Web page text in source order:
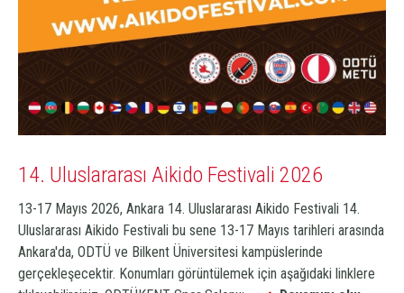
14. Uluslararası Aikido Festivali 2026
13-17 Mayıs 2026, Ankara 14. Uluslararası Aikido Festivali 14.
Uluslararası Aikido Festivali bu sene 13-17 Mayıs tarihleri arasında
Ankara'da, ODTÜ ve Bilkent Üniversitesi kampüslerinde
gerçekleşecektir. Konumları görüntülemek için aşağıdaki linklere